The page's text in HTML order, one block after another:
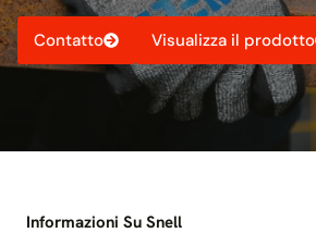
Contatto Visualizza il prodotto
Informazioni Su Snell